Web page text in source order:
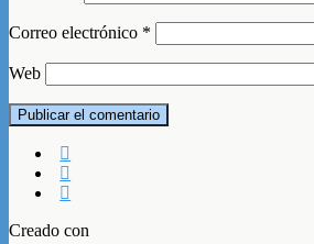
Correo electrónico *
Web
Creado con